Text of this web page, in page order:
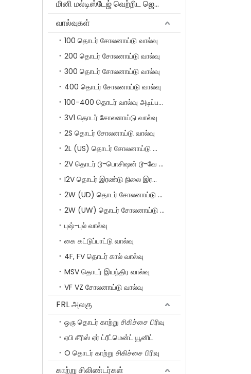
மினி மல்டிஸ்டேஜ் வெற்றிட ஜெனரேட்டர்
வால்வுகள்
100 தொடர் சோலனாய்டு வால்வு
200 தொடர் சோலனாய்டு வால்வு
300 தொடர் சோலனாய்டு வால்வு
400 தொடர் சோலனாய்டு வால்வு
100-400 தொடர் வால்வு அடிப்படை
3V1 தொடர் சோலனாய்டு வால்வு
2S தொடர் சோலனாய்டு வால்வு
2L (US) தொடர் சோலனாய்டு வால்வுகள்
2V தொடர் டூ-பொசிஷன் டூ-வே சோலனாய்டு வால்வு
I2V தொடர் இரண்டு நிலை இரண்டு வழி சோலனாய்டு வால்வு
2W (UD) தொடர் சோலனாய்டு வால்வு (சிறிய துளை)
2W (UW) தொடர் சோலனாய்டு வால்வு (பெரிய துளை)
புஷ்-புல் வால்வு
கை கட்டுப்பாட்டு வால்வு
4F, FV தொடர் கால் வால்வு
MSV தொடர் இயந்திர வால்வு
VF VZ சோலனாய்டு வால்வு
FRL அலகு
ஒரு தொடர் காற்று சிகிச்சை பிரிவு
ஏபி சீரிஸ் ஏர் ட்ரீட்மென்ட் யூனிட்
O தொடர் காற்று சிகிச்சை பிரிவு
காற்று சிலிண்டர்கள்